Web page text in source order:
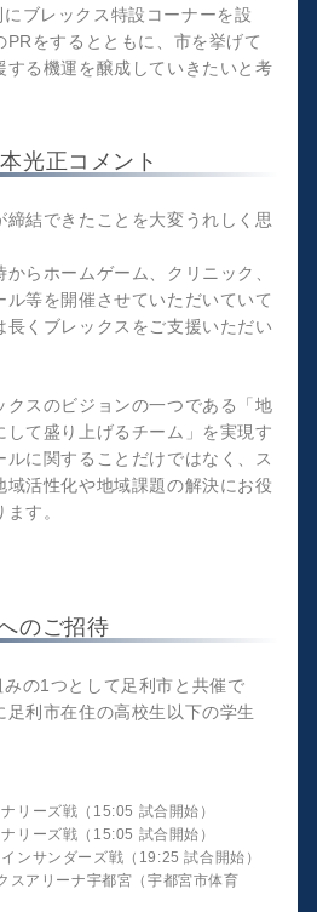
ブレックス特設コーナーを設
をするとともに、市を挙げて
する機運を醸成していきたいと考
光正コメント
結できたことを大変うれしく思
らホームゲーム、クリニック、
等を開催させていただいていて
長くブレックスをご支援いただい
クスのビジョンの一つである「地
て盛り上げるチーム」を実現す
ルに関することだけではなく、ス
域活性化や地域課題の解決にお役
す。
のご招待
の1つとして足利市と共催で
利市在住の高校生以下の学生
リーズ戦（15:05 試合開始）
リーズ戦（15:05 試合開始）
ンサンダーズ戦（19:25 試合開始）
スアリーナ宇都宮（宇都宮市体育